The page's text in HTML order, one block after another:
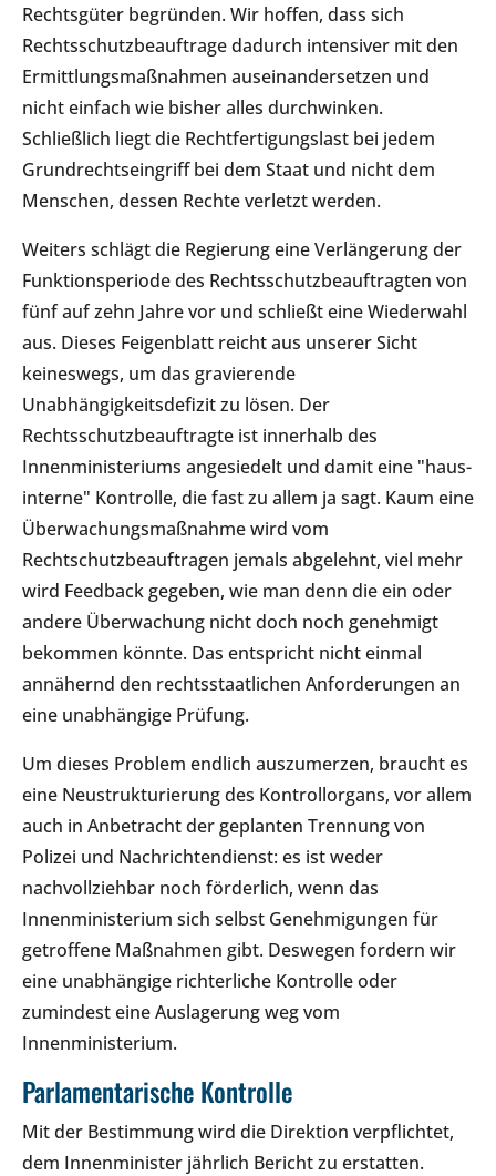
Rechtsgüter begründen. Wir hoffen, dass sich
Rechtsschutzbeauftrage dadurch intensiver mit den
Ermittlungsmaßnahmen auseinandersetzen und
nicht einfach wie bisher alles durchwinken.
Schließlich liegt die Rechtfertigungslast bei jedem
Grundrechtseingriff bei dem Staat und nicht dem
Menschen, dessen Rechte verletzt werden.
Weiters schlägt die Regierung eine Verlängerung der
Funktionsperiode des Rechtsschutzbeauftragten von
fünf auf zehn Jahre vor und schließt eine Wiederwahl
aus. Dieses Feigenblatt reicht aus unserer Sicht
keineswegs, um das gravierende
Unabhängigkeitsdefizit zu lösen. Der
Rechtsschutzbeauftragte ist innerhalb des
Innenministeriums angesiedelt und damit eine "haus-
interne" Kontrolle, die fast zu allem ja sagt. Kaum eine
Überwachungsmaßnahme wird vom
Rechtschutzbeauftragen jemals abgelehnt, viel mehr
wird Feedback gegeben, wie man denn die ein oder
andere Überwachung nicht doch noch genehmigt
bekommen könnte. Das entspricht nicht einmal
annähernd den rechtsstaatlichen Anforderungen an
eine unabhängige Prüfung.
Um dieses Problem endlich auszumerzen, braucht es
eine Neustrukturierung des Kontrollorgans, vor allem
auch in Anbetracht der geplanten Trennung von
Polizei und Nachrichtendienst: es ist weder
nachvollziehbar noch förderlich, wenn das
Innenministerium sich selbst Genehmigungen für
getroffene Maßnahmen gibt. Deswegen fordern wir
eine unabhängige richterliche Kontrolle oder
zumindest eine Auslagerung weg vom
Innenministerium.
Parlamentarische Kontrolle
Mit der Bestimmung wird die Direktion verpflichtet,
dem Innenminister jährlich Bericht zu erstatten.